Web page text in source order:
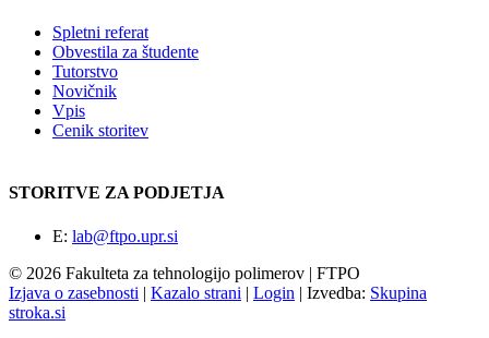
Spletni referat
Obvestila za študente
Tutorstvo
Novičnik
Vpis
Cenik storitev
STORITVE ZA PODJETJA
E: lab@ftpo.upr.si
© 2026 Fakulteta za tehnologijo polimerov | FTPO
Izjava o zasebnosti | Kazalo strani | Login | Izvedba: Skupina
stroka.si